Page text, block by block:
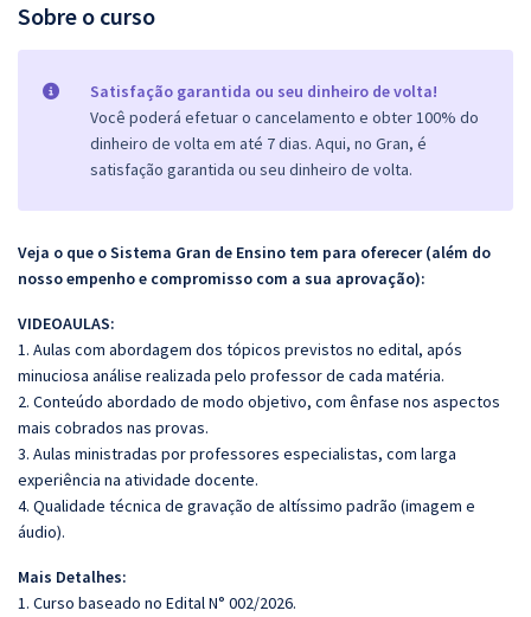
Sobre o curso
Satisfação garantida ou seu dinheiro de volta!
Você poderá efetuar o cancelamento e obter 100% do
dinheiro de volta em até 7 dias. Aqui, no Gran, é
satisfação garantida ou seu dinheiro de volta.
Veja o que o Sistema Gran de Ensino tem para oferecer (além do
nosso empenho e compromisso com a sua aprovação):
VIDEOAULAS:
1. Aulas com abordagem dos tópicos previstos no edital, após
minuciosa análise realizada pelo professor de cada matéria.
2. Conteúdo abordado de modo objetivo, com ênfase nos aspectos
mais cobrados nas provas.
3. Aulas ministradas por professores especialistas, com larga
experiência na atividade docente.
4. Qualidade técnica de gravação de altíssimo padrão (imagem e
áudio).
Mais Detalhes:
1. Curso baseado no Edital N° 002/2026.